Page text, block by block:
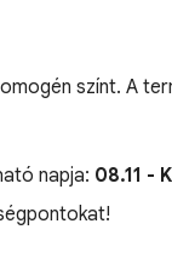
színt. A
napja: 08.11 -